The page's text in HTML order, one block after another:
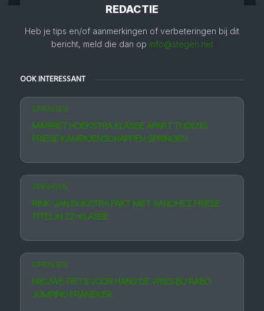
REDACTIE
Heb je tips en/of aanmerkingen of verbeteringen bij dit
bericht, meld die dan op info@stegen.net
OOK INTERESSANT
SPRINGEN
MARRIËT HOEKSTRA KLASSE APART TIJDENS
FRIESE KAMPIOENSCHAPPEN SPRINGEN
SPRINGEN
RINK-JAN DIJKSTRA PAKT MET SANCHEZ FRIESE
TITEL IN ZZ-KLASSE
SPRINGEN
NIEUWE FIETS VOOR HANS DE VRIES BIJ RABO
JUMPING FRANEKER